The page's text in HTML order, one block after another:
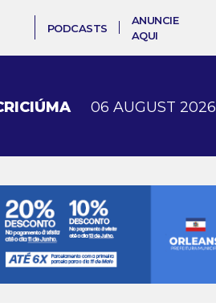
PODCASTS
ANUNCIE
AQUI
06 AUGUST 2026